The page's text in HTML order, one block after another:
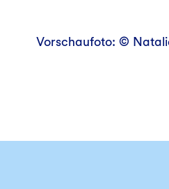
Vorschaufoto: ©